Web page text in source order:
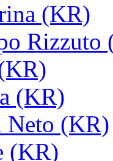
(KR)
Rizzuto
(KR)
Neto (KR)
(KR)